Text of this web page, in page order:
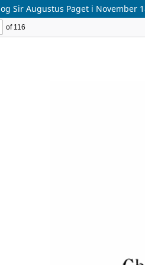
Sir Augustus Paget i November